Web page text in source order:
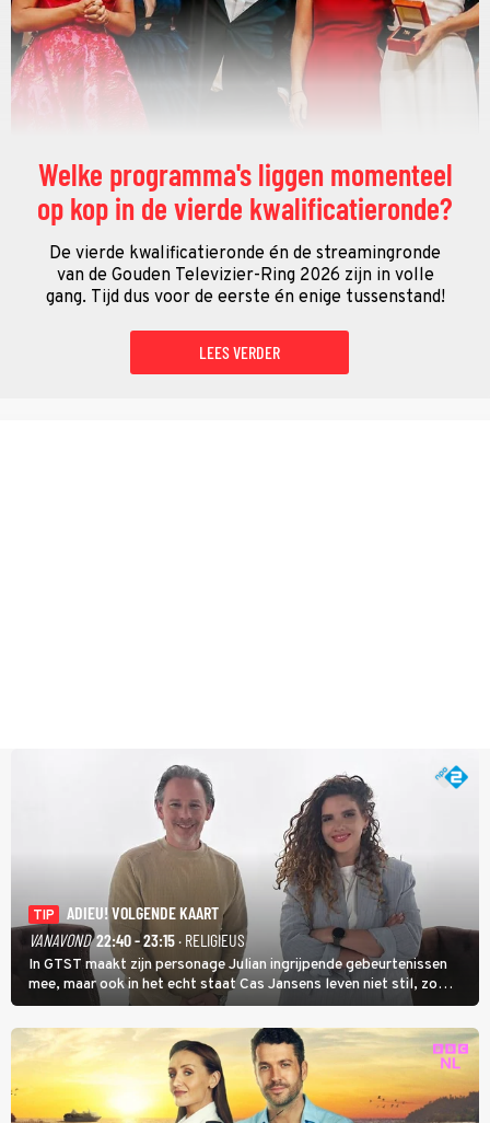
Welke programma's liggen momenteel
op kop in de vierde kwalificatieronde?
De vierde kwalificatieronde én de streamingronde
van de Gouden Televizier-Ring 2026 zijn in volle
gang. Tijd dus voor de eerste én enige tussenstand!
LEES VERDER
TIP
ADIEU! VOLGENDE KAART
VANAVOND 22:40 - 23:15· RELIGIEUS
In GTST maakt zijn personage Julian ingrijpende gebeurtenissen
mee, maar ook in het echt staat Cas Jansens leven niet stil, zo
vertelt hij in Adieu! Volgende Kaart.